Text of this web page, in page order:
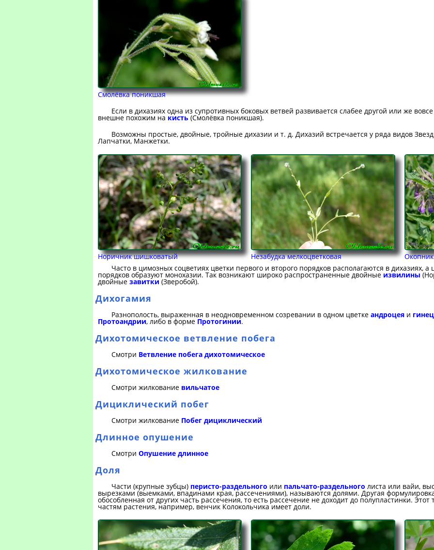
Смолёвка поникшая
Если в дихазиях одна из супротивных боковых ветвей развивается слабее другой или же
внешне похожим на кисть (Смолёвка поникшая).
Возможны простые, двойные, тройные дихазии и т. д. Дихазий встречается у ряда видов
Лапчатки, Манжетки.
Норичник шишковатый Незабудка мелкоцветковая
Часто в цимозных соцветиях цветки первого и второго порядков располагаются в дихазиях, а
порядков образуют монохазии. Так возникают широко распространенные двойные извилины
двойные завитки (Зверобой).
Дихогамия
Разнополость, выраженная в неодновременном созревании в одном цветке андроцея и
Протоандрии, либо в форме Протогинии.
Дихотомическое ветвление побега
Смотри Ветвление побега дихотомическое
Дихотомическое жилкование
Смотри жилкование вильчатое
Дициклический побег
Смотри жилкование Побег дициклический
Длинное опушение
Смотри Опушение длинное
Доля
Части (крупные зубцы) перисто-раздельного или пальчато-раздельного листа или вайи,
вырезками (выемками, впадинами края, рассечениями), называются долями. Другая
обособленная от других часть рассечения, то есть рассечение не доходит до полупластинки.
частям растения, например, венчик Колокольчика имеет доли.